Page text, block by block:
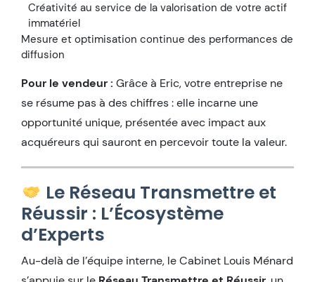
Créativité au service de la valorisation de votre actif
immatériel
Mesure et optimisation continue des performances de
diffusion
Pour le vendeur : Grâce à Eric, votre entreprise ne
se résume pas à des chiffres : elle incarne une
opportunité unique, présentée avec impact aux
acquéreurs qui sauront en percevoir toute la valeur.
Le Réseau Transmettre et
Réussir : L’Écosystème
d’Experts
Au-delà de l’équipe interne, le Cabinet Louis Ménard